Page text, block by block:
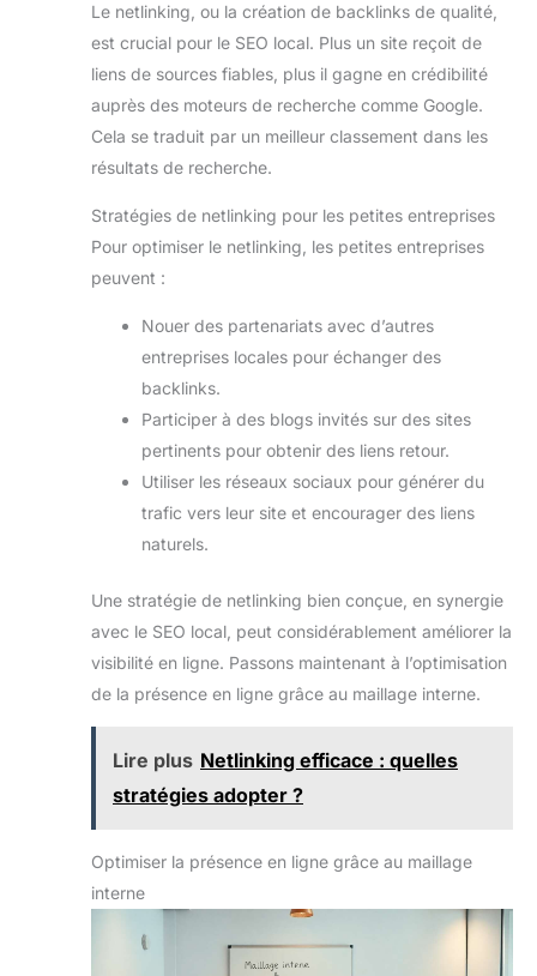
Le netlinking, ou la création de backlinks de qualité,
est crucial pour le SEO local. Plus un site reçoit de
liens de sources fiables, plus il gagne en crédibilité
auprès des moteurs de recherche comme Google.
Cela se traduit par un meilleur classement dans les
résultats de recherche.
Stratégies de netlinking pour les petites entreprises
Pour optimiser le netlinking, les petites entreprises
peuvent :
Nouer des partenariats avec d’autres
entreprises locales pour échanger des
backlinks.
Participer à des blogs invités sur des sites
pertinents pour obtenir des liens retour.
Utiliser les réseaux sociaux pour générer du
trafic vers leur site et encourager des liens
naturels.
Une stratégie de netlinking bien conçue, en synergie
avec le SEO local, peut considérablement améliorer la
visibilité en ligne. Passons maintenant à l’optimisation
de la présence en ligne grâce au maillage interne.
Lire plus Netlinking efficace : quelles
stratégies adopter ?
Optimiser la présence en ligne grâce au maillage
interne